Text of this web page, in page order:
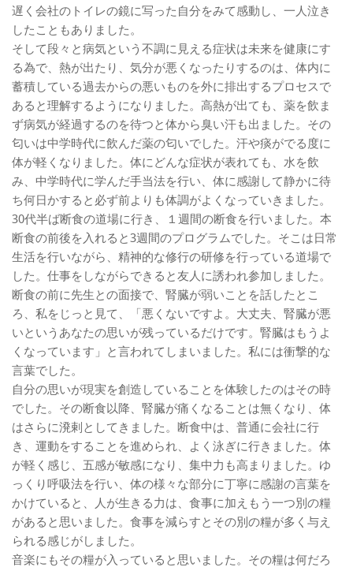
遅く会社のトイレの鏡に写った自分をみて感動し、一人泣き
したこともありました。
そして段々と病気という不調に見える症状は未来を健康にす
る為で、熱が出たり、気分が悪くなったりするのは、体内に
蓄積している過去からの悪いものを外に排出するプロセスで
あると理解するようになりました。高熱が出ても、薬を飲ま
ず病気が経過するのを待つと体から臭い汗も出ました。その
匂いは中学時代に飲んだ薬の匂いでした。汗や痰がでる度に
体が軽くなりました。体にどんな症状が表れても、水を飲
み、中学時代に学んだ手当法を行い、体に感謝して静かに待
ち何日かすると必ず前よりも体調がよくなっていきました。
30代半ば断食の道場に行き、１週間の断食を行いました。本
断食の前後を入れると3週間のプログラムでした。そこは日常
生活を行いながら、精神的な修行の研修を行っている道場で
した。仕事をしながらできると友人に誘われ参加しました。
断食の前に先生との面接で、腎臓が弱いことを話したとこ
ろ、私をじっと見て、「悪くないですよ。大丈夫、腎臓が悪
いというあなたの思いが残っているだけです。腎臓はもうよ
くなっています」と言われてしまいました。私には衝撃的な
言葉でした。
自分の思いが現実を創造していることを体験したのはその時
でした。その断食以降、腎臓が痛くなることは無くなり、体
はさらに溌剌としてきました。断食中は、普通に会社に行
き、運動をすることを進められ、よく泳ぎに行きました。体
が軽く感じ、五感が敏感になり、集中力も高まりました。ゆ
っくり呼吸法を行い、体の様々な部分に丁寧に感謝の言葉を
かけていると、人が生きる力は、食事に加えもう一つ別の糧
があると思いました。食事を減らすとその別の糧が多く与え
られる感じがしました。
音楽にもその糧が入っていると思いました。その糧は何だろ